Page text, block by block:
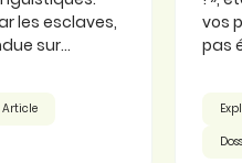
les esclaves,
sur...
Article
vos
pas